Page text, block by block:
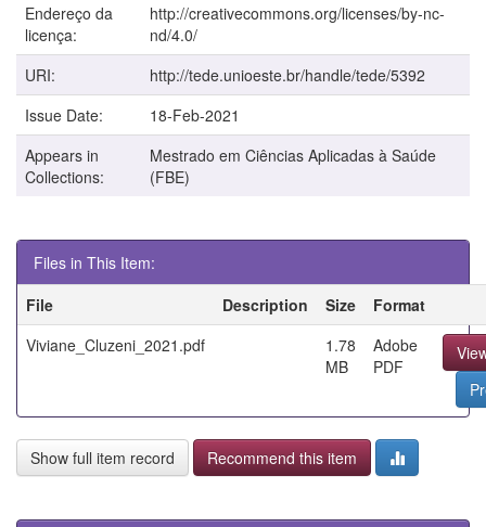
Endereço da
licença:
http://creativecommons.org/licenses/by-nc-
nd/4.0/
URI:
http://tede.unioeste.br/handle/tede/5392
Issue Date:
18-Feb-2021
Appears in
Collections:
Mestrado em Ciências Aplicadas à Saúde
(FBE)
Files in This Item:
File
Description Size
Format
Viviane_Cluzeni_2021.pdf
1.78
MB
Adobe
PDF
Show full item record Recommend this item